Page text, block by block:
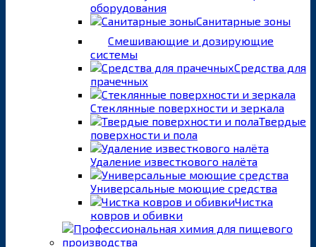
оборудования
Санитарные зоны
Смешивающие и дозирующие
системы
Средства для
прачечных
Стеклянные поверхности и зеркала
Твердые
поверхности и пола
Удаление известкового налёта
Универсальные моющие средства
Чистка
ковров и обивки